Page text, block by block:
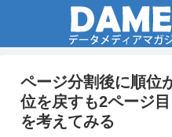
ページ分割後に順位
位を戻すも2ページ
を考えてみる